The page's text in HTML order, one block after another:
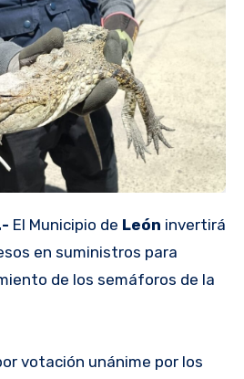
El Municipio de León invertirá
en suministros para
de los semáforos de la
votación unánime por los